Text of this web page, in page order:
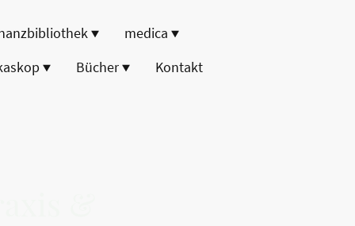
medica
Bücher Kontakt